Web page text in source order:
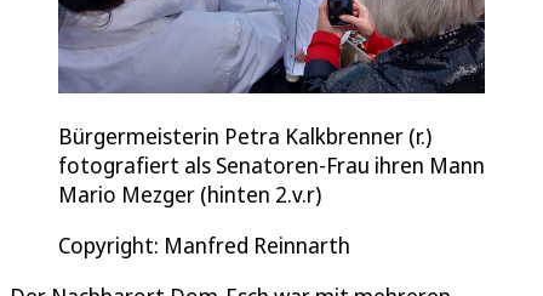
Bürgermeisterin Petra Kalkbrenner (r.)
fotografiert als Senatoren-Frau ihren Mann
Mario Mezger (hinten 2.v.r)
Copyright: Manfred Reinnarth